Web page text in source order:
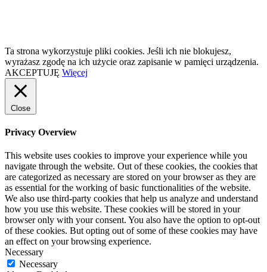
Ta strona wykorzystuje pliki cookies. Jeśli ich nie blokujesz,
wyrażasz zgodę na ich użycie oraz zapisanie w pamięci urządzenia.
AKCEPTUJĘ Więcej
Close
Privacy Overview
This website uses cookies to improve your experience while you
navigate through the website. Out of these cookies, the cookies that
are categorized as necessary are stored on your browser as they are
as essential for the working of basic functionalities of the website.
We also use third-party cookies that help us analyze and understand
how you use this website. These cookies will be stored in your
browser only with your consent. You also have the option to opt-out
of these cookies. But opting out of some of these cookies may have
an effect on your browsing experience.
Necessary
Necessary